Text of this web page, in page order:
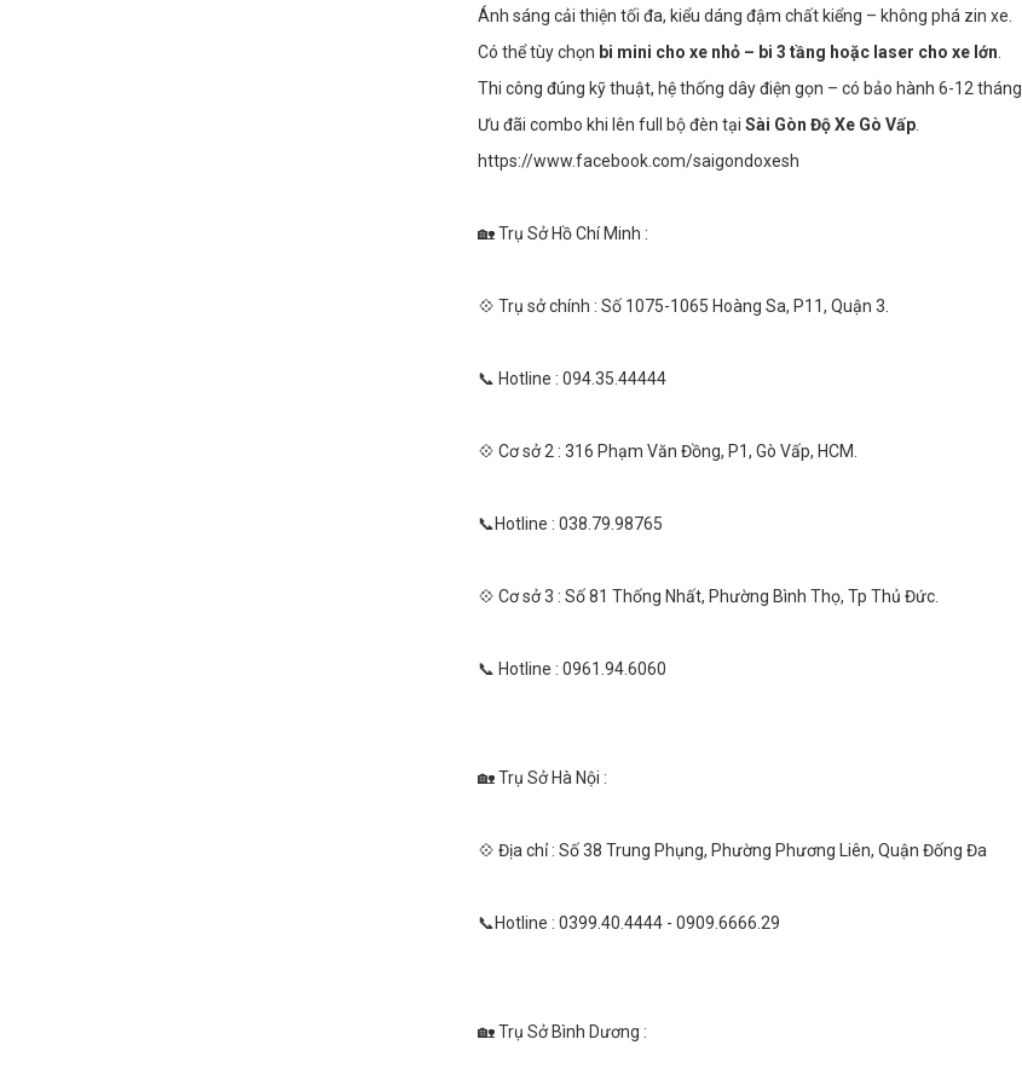
Ánh sáng cải thiện tối đa, kiểu dáng đậm chất kiểng – không phá zin xe.
Có thể tùy chọn bi mini cho xe nhỏ – bi 3 tầng hoặc laser cho xe lớn
Thi công đúng kỹ thuật, hệ thống dây điện gọn – có bảo hành 6-12 tháng.
Ưu đãi combo khi lên full bộ đèn tại Sài Gòn Độ Xe Gò Vấp.
https://www.facebook.com/saigondoxesh
🏡 Trụ Sở Hồ Chí Minh :
💠 Trụ sở chính : Số 1075-1065 Hoàng Sa, P11, Quận 3.
📞 Hotline : 094.35.44444
💠 Cơ sở 2 : 316 Phạm Văn Đồng, P1, Gò Vấp, HCM.
📞Hotline : 038.79.98765
💠 Cơ sở 3 : Số 81 Thống Nhất, Phường Bình Thọ, Tp Thủ Đức.
📞 Hotline : 0961.94.6060
🏡 Trụ Sở Hà Nội :
💠 Địa chỉ : Số 38 Trung Phụng, Phường Phương Liên, Quận Đống Đa
📞Hotline : 0399.40.4444 - 0909.6666.29
🏡 Trụ Sở Bình Dương :